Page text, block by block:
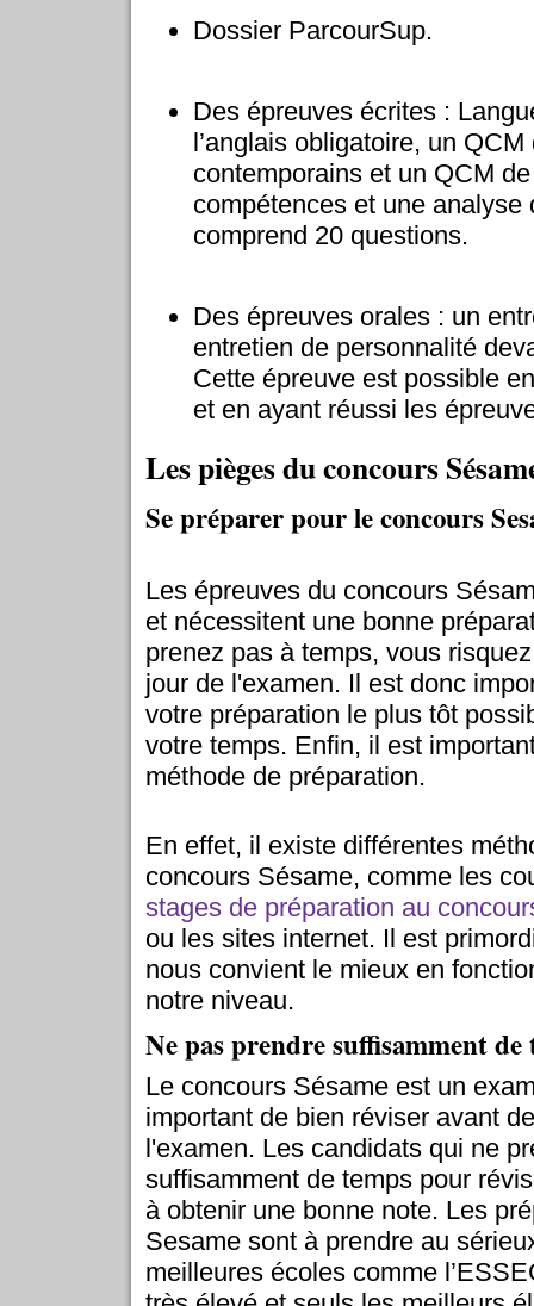
Dossier ParcourSup.
Des épreuves écrites :
l’anglais obligatoire, un QCM
contemporains et un QCM
compétences et une analyse
comprend 20 questions.
Des épreuves orales : un
entretien de personnalité
Cette épreuve est possible
et en ayant réussi les
Les pièges du concours
Se préparer pour le concours
Les épreuves du concours
et nécessitent une bonne
prenez pas à temps, vous
jour de l'examen. Il est donc
votre préparation le plus tôt
votre temps. Enfin, il est
méthode de préparation.
En effet, il existe différentes
concours Sésame, comme les
stages de préparation au
ou les sites internet. Il est
nous convient le mieux en
notre niveau.
Ne pas prendre suffisamment
Le concours Sésame est un
important de bien réviser avant
l'examen. Les candidats qui ne
suffisamment de temps pour
à obtenir une bonne note. Les
Sesame sont à prendre au
meilleures écoles comme